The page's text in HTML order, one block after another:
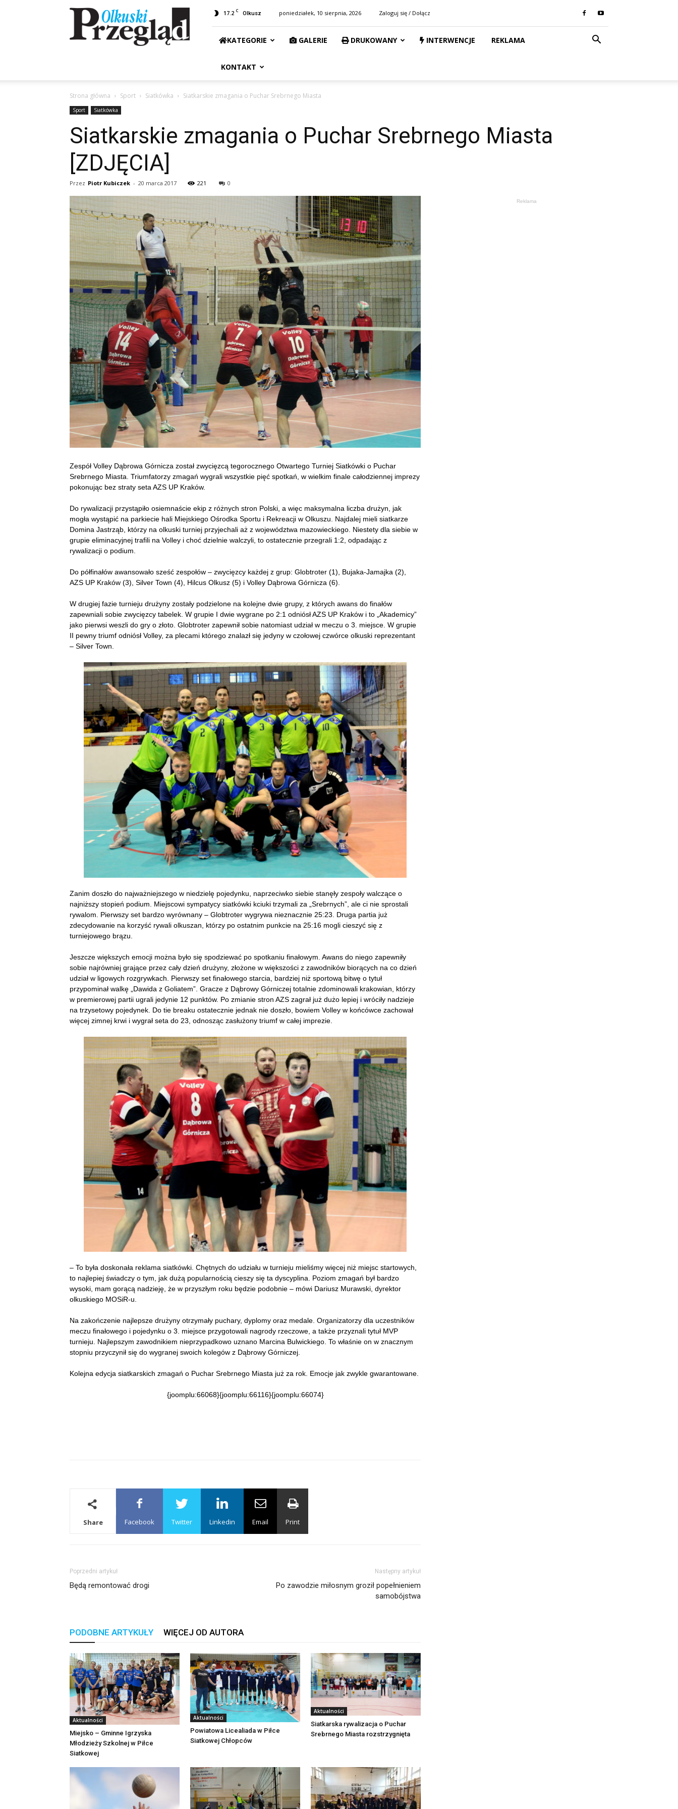
Przegląd
Olkuski
17.2 C Olkusz poniedziałek, 10 sierpnia, 2026 Zaloguj się / Dołącz
KATEGORIE GALERIE DRUKOWANY INTERWENCJE REKLAMA
KONTAKT
Strona główna Sport Siatkówka Siatkarskie zmagania o Puchar Srebrnego Miasta
Sport Siatkówka
Siatkarskie zmagania o Puchar Srebrnego Miasta
[ZDJĘCIA]
Przez Piotr Kubiczek - 20 marca 2017 221 0
Zespół Volley Dąbrowa Górnicza został zwycięzcą tegorocznego Otwartego Turniej Siatkówki o Puchar
Srebrnego Miasta. Triumfatorzy zmagań wygrali wszystkie pięć spotkań, w wielkim finale całodziennej imprezy
pokonując bez straty seta AZS UP Kraków.
Do rywalizacji przystąpiło osiemnaście ekip z różnych stron Polski, a więc maksymalna liczba drużyn, jak
mogła wystąpić na parkiecie hali Miejskiego Ośrodka Sportu i Rekreacji w Olkuszu. Najdalej mieli siatkarze
Domina Jastrząb, którzy na olkuski turniej przyjechali aż z województwa mazowieckiego. Niestety dla siebie w
grupie eliminacyjnej trafili na Volley i choć dzielnie walczyli, to ostatecznie przegrali 1:2, odpadając z
rywalizacji o podium.
Do półfinałów awansowało sześć zespołów – zwycięzcy każdej z grup: Globtroter (1), Bujaka-Jamajka (2),
AZS UP Kraków (3), Silver Town (4), Hilcus Olkusz (5) i Volley Dąbrowa Górnicza (6).
W drugiej fazie turnieju drużyny zostały podzielone na kolejne dwie grupy, z których awans do finałów
zapewniali sobie zwycięzcy tabelek. W grupie I dwie wygrane po 2:1 odniósł AZS UP Kraków i to „Akademicy”
jako pierwsi weszli do gry o złoto. Globtroter zapewnił sobie natomiast udział w meczu o 3. miejsce. W grupie
II pewny triumf odniósł Volley, za plecami którego znalazł się jedyny w czołowej czwórce olkuski reprezentant
– Silver Town.
Zanim doszło do najważniejszego w niedzielę pojedynku, naprzeciwko siebie stanęły zespoły walczące o
najniższy stopień podium. Miejscowi sympatycy siatkówki kciuki trzymali za „Srebrnych”, ale ci nie sprostali
rywalom. Pierwszy set bardzo wyrównany – Globtroter wygrywa nieznacznie 25:23. Druga partia już
zdecydowanie na korzyść rywali olkuszan, którzy po ostatnim punkcie na 25:16 mogli cieszyć się z
turniejowego brązu.
Jeszcze większych emocji można było się spodziewać po spotkaniu finałowym. Awans do niego zapewniły
sobie najrówniej grające przez cały dzień drużyny, złożone w większości z zawodników biorących na co dzień
udział w ligowych rozgrywkach. Pierwszy set finałowego starcia, bardziej niż sportową bitwę o tytuł
przypominał walkę „Dawida z Goliatem”. Gracze z Dąbrowy Górniczej totalnie zdominowali krakowian, którzy
w premierowej partii ugrali jedynie 12 punktów. Po zmianie stron AZS zagrał już dużo lepiej i wróciły nadzieje
na trzysetowy pojedynek. Do tie breaku ostatecznie jednak nie doszło, bowiem Volley w końcówce zachował
więcej zimnej krwi i wygrał seta do 23, odnosząc zasłużony triumf w całej imprezie.
– To była doskonała reklama siatkówki. Chętnych do udziału w turnieju mieliśmy więcej niż miejsc startowych,
to najlepiej świadczy o tym, jak dużą popularnością cieszy się ta dyscyplina. Poziom zmagań był bardzo
wysoki, mam gorącą nadzieję, że w przyszłym roku będzie podobnie – mówi Dariusz Murawski, dyrektor
olkuskiego MOSiR-u.
Na zakończenie najlepsze drużyny otrzymały puchary, dyplomy oraz medale. Organizatorzy dla uczestników
meczu finałowego i pojedynku o 3. miejsce przygotowali nagrody rzeczowe, a także przyznali tytuł MVP
turnieju. Najlepszym zawodnikiem nieprzypadkowo uznano Marcina Bulwickiego. To właśnie on w znacznym
stopniu przyczynił się do wygranej swoich kolegów z Dąbrowy Górniczej.
Kolejna edycja siatkarskich zmagań o Puchar Srebrnego Miasta już za rok. Emocje jak zwykle gwarantowane.
{joomplu:66068}{joomplu:66116}{joomplu:66074}
Share Facebook Twitter Linkedin Email Print
Poprzedni artykuł
Będą remontować drogi
Następny artykuł
Po zawodzie miłosnym groził popełnieniem
samobójstwa
PODOBNE ARTYKUŁY WIĘCEJ OD AUTORA
Aktualności
Miejsko – Gminne Igrzyska
Młodzieży Szkolnej w Piłce
Siatkowej
Aktualności
Powiatowa Licealiada w Piłce
Siatkowej Chłopców
Aktualności
Siatkarska rywalizacja o Puchar
Srebrnego Miasta rozstrzygnięta
Reklama